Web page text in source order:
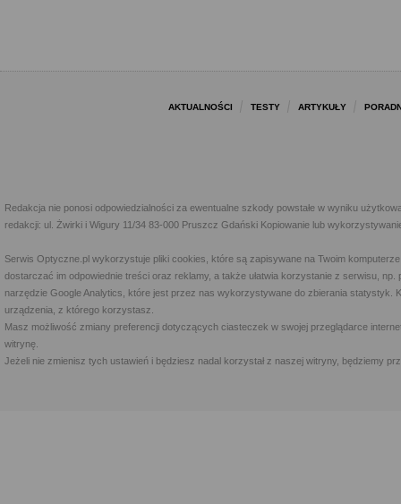
AKTUALNOŚCI TESTY ARTYKUŁY
Redakcja nie ponosi odpowiedzialności za ewentualne szkody powstałe w wyniku
redakcji: ul. Żwirki i Wigury 11/34 83-000 Pruszcz Gdański Kopiowanie lub
Serwis Optyczne.pl wykorzystuje pliki cookies, które są zapisywane na Twoim
dostarczać im odpowiednie treści oraz reklamy, a także ułatwia korzystanie z serwisu,
narzędzie Google Analytics, które jest przez nas wykorzystywane do zbierania statystyk.
urządzenia, z którego korzystasz.
Masz możliwość zmiany preferencji dotyczących ciasteczek w swojej przeglądarce
witrynę.
Jeżeli nie zmienisz tych ustawień i będziesz nadal korzystał z naszej witryny, będziemy